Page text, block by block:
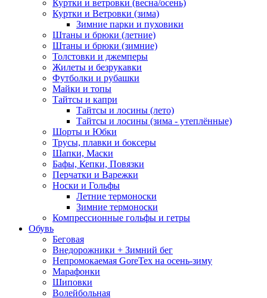
Куртки и ветровки (весна/осень)
Куртки и Ветровки (зима)
Зимние парки и пуховики
Штаны и брюки (летние)
Штаны и брюки (зимние)
Толстовки и джемперы
Жилеты и безрукавки
Футболки и рубашки
Майки и топы
Тайтсы и капри
Тайтсы и лосины (лето)
Тайтсы и лосины (зима - утеплённые)
Шорты и Юбки
Трусы, плавки и боксеры
Шапки, Маски
Бафы, Кепки, Повязки
Перчатки и Варежки
Носки и Гольфы
Летние термоноски
Зимние термоноски
Компрессионные гольфы и гетры
Обувь
Беговая
Внедорожники + Зимний бег
Непромокаемая GoreTex на осень-зиму
Марафонки
Шиповки
Волейбольная